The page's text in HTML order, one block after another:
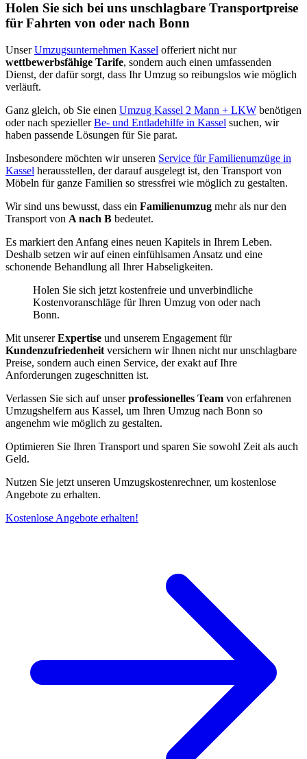
Holen Sie sich bei uns unschlagbare Transportpreise
für Fahrten von oder nach Bonn
UnserUmzugsunternehmen Kassel offeriert nicht nur
wettbewerbsfähige Tarife, sondern auch einen umfassenden
Dienst, der dafür sorgt, dass Ihr Umzug so reibungslos wie möglich
verläuft.
Ganz gleich, ob Sie einen Umzug Kassel 2 Mann + LKW benötigen
oder nach speziellerBe- und Entladehilfe in Kassel suchen, wir
haben passende Lösungen für Sie parat.
Insbesondere möchten wir unseren Service für Familienumzüge in
Kassel herausstellen, der darauf ausgelegt ist, den Transport von
Möbeln für ganze Familien so stressfrei wie möglich zu gestalten.
Wir sind uns bewusst, dass ein Familienumzug mehr als nur den
Transport von A nach B bedeutet.
Es markiert den Anfang eines neuen Kapitels in Ihrem Leben.
Deshalb setzen wir auf einen einfühlsamen Ansatz und eine
schonende Behandlung all Ihrer Habseligkeiten.
Holen Sie sich jetzt kostenfreie und unverbindliche
Kostenvoranschläge für Ihren Umzug von oder nach
Bonn.
Mit unsererExpertise und unserem Engagement für
Kundenzufriedenheit versichern wir Ihnen nicht nur unschlagbare
Preise, sondern auch einen Service, der exakt auf Ihre
Anforderungen zugeschnitten ist.
Verlassen Sie sich auf unserprofessionelles Team von erfahrenen
Umzugshelfern aus Kassel, um Ihren Umzug nach Bonn so
angenehm wie möglich zu gestalten.
Optimieren Sie Ihren Transport und sparen Sie sowohl Zeit als auch
Geld.
Nutzen Sie jetzt unseren Umzugskostenrechner, um kostenlose
Angebote zu erhalten.
Kostenlose Angebote erhalten!